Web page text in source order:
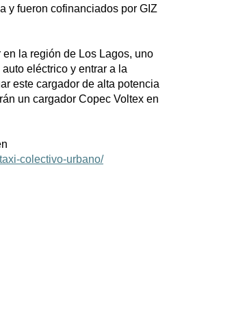
y fueron cofinanciados por GIZ
la región de Los Lagos, uno
eléctrico y entrar a la
este cargador de alta potencia
un cargador Copec Voltex en
colectivo-urbano/